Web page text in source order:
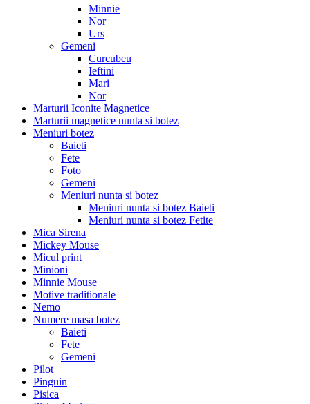
Minnie
Nor
Urs
Gemeni
Curcubeu
Ieftini
Mari
Nor
Marturii Iconite Magnetice
Marturii magnetice nunta si botez
Meniuri botez
Baieti
Fete
Foto
Gemeni
Meniuri nunta si botez
Meniuri nunta si botez Baieti
Meniuri nunta si botez Fetite
Mica Sirena
Mickey Mouse
Micul print
Minioni
Minnie Mouse
Motive traditionale
Nemo
Numere masa botez
Baieti
Fete
Gemeni
Pilot
Pinguin
Pisica